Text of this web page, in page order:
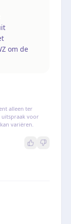
om de
alleen ter
voor
variëren.